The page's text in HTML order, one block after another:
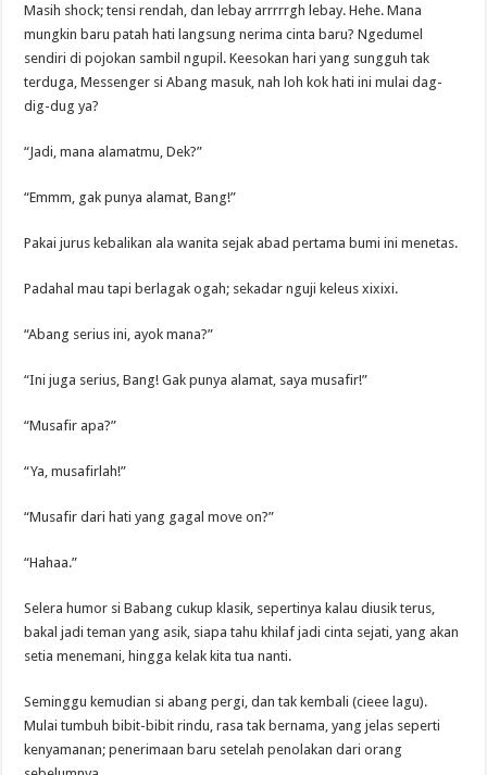
Masih shock; tensi rendah, dan lebay arrrrrgh lebay. Hehe. Mana
mungkin baru patah hati langsung nerima cinta baru? Ngedumel
sendiri di pojokan sambil ngupil. Keesokan hari yang sungguh tak
terduga, Messenger si Abang masuk, nah loh kok hati ini mulai dag-
dig-dug ya?
“Jadi, mana alamatmu, Dek?”
“Emmm, gak punya alamat, Bang!”
Pakai jurus kebalikan ala wanita sejak abad pertama bumi ini menetas.
Padahal mau tapi berlagak ogah; sekadar nguji keleus xixixi.
“Abang serius ini, ayok mana?”
“Ini juga serius, Bang! Gak punya alamat, saya musafir!”
“Musafir apa?”
“Ya, musafirlah!”
“Musafir dari hati yang gagal move on?”
“Hahaa.”
Selera humor si Babang cukup klasik, sepertinya kalau diusik terus,
bakal jadi teman yang asik, siapa tahu khilaf jadi cinta sejati, yang akan
setia menemani, hingga kelak kita tua nanti.
Seminggu kemudian si abang pergi, dan tak kembali (cieee lagu).
Mulai tumbuh bibit-bibit rindu, rasa tak bernama, yang jelas seperti
kenyamanan; penerimaan baru setelah penolakan dari orang